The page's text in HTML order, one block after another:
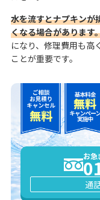
水を流すとナプキンが
くなる場合があります
になり、修理費用も高
ことが重要です。
お急
通